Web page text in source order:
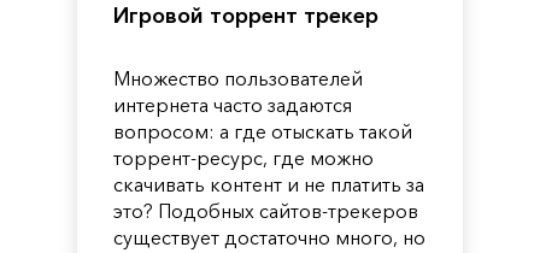
Игровой торрент трекер
Множество пользователей
интернета часто задаются
вопросом: а где отыскать такой
торрент-ресурс, где можно
скачивать контент и не платить за
это? Подобных сайтов-трекеров
существует достаточно много, но